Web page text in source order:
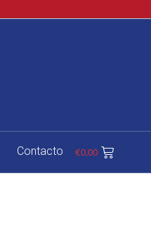
Contacto €0.00